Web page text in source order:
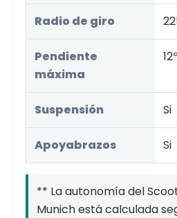
Radio de giro
Pendiente
máxima
12º
Suspensión Si
Apoyabrazos Si
** La autonomía del
Munich está calculada